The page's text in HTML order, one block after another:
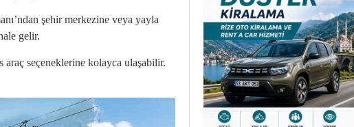
şehir merkezine veya yayla
gelir.
seçeneklerine kolayca ulaşabilir.